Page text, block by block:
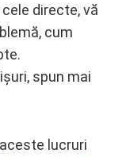
directe, vă
cum
spun mai
lucruri